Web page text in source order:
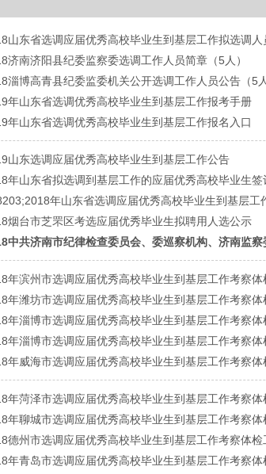
山东省选调应届优秀高校毕业生到基层工作拟选调人
济南济阳县纪委监察委选调工作人员简章（5人）
淄博高青县纪委监委机关公开选调工作人员公告（5人
年山东省选调优秀高校毕业生到基层工作报考手册
年山东省选调优秀高校毕业生到基层工作报名入口
山东选调应届优秀高校毕业生到基层工作公告
年山东省拟选调到基层工作的应届优秀高校毕业生签
年山东省选调应届优秀高校毕业生到基层工
烟台市芝罘区考选应届优秀毕业生拟聘用人选公示
中共济南市纪律检查委员会、委巡察机构、济南监察
年滨州市选调应届优秀高校毕业生到基层工作考察体
年潍坊市选调应届优秀高校毕业生到基层工作考察体
年淄博市选调应届优秀高校毕业生到基层工作考察体
年淄博市选调应届优秀高校毕业生到基层工作考察体
年威海市选调应届优秀高校毕业生到基层工作考察体
年菏泽市选调应届优秀高校毕业生到基层工作考察体
年聊城市选调应届优秀高校毕业生到基层工作考察体
德州市选调应届优秀高校毕业生到基层工作考察体检
年青岛市选调应届优秀高校毕业生到基层工作考察体